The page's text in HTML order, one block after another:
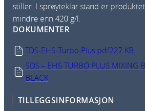
stiller. I sprøyteklar stand er
mindre enn 420 g/l.
DOKUMENTER
TDS-EHS-Turbo-Plus.pdf227 KB
SDS – EHS TURBO PLUS MIXING
BLACK
TILLEGGSINFORMASJON